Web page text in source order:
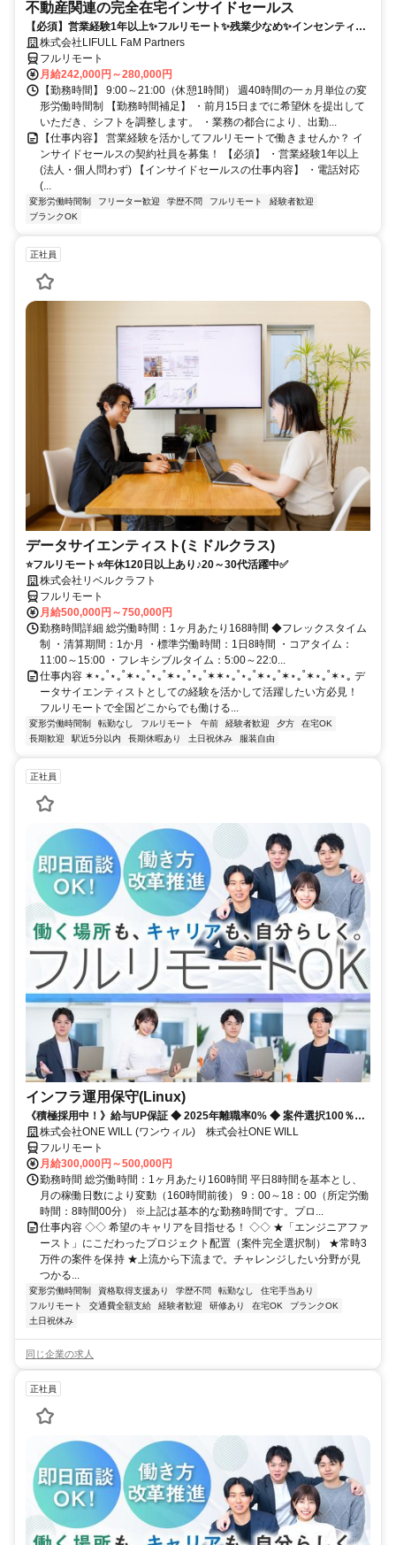
不動産関連の完全在宅インサイドセールス
【必須】営業経験1年以上✨フルリモート✨残業少なめ✨インセンティブ
有 株式会社LIFULL FaM Partners
フルリモート
月給242,000円～280,000円
【勤務時間】 9:00～21:00（休憩1時間） 週40時間の一ヵ月単位の変
形労働時間制 【勤務時間補足】 ・前月15日までに希望休を提出して
いただき、シフトを調整します。 ・業務の都合により、出勤...
【仕事内容】 営業経験を活かしてフルリモートで働きませんか？ イ
ンサイドセールスの契約社員を募集！ 【必須】 ・営業経験1年以上
(法人・個人問わず) 【インサイドセールスの仕事内容】 ・電話対応
(...
変形労働時間制 フリーター歓迎 学歴不問 フルリモート
経験者歓迎
ブランクOK
正社員
データサイエンティスト(ミドルクラス)
⭐フルリモート⭐年休120日以上あり♪20～30代活躍中✅
株式会社リベルクラフト
フルリモート
月給500,000円～750,000円
勤務時間詳細 総労働時間：1ヶ月あたり168時間 ◆フレックスタイム
制 ・清算期間：1か月 ・標準労働時間：1日8時間 ・コアタイム：
11:00～15:00 ・フレキシブルタイム：5:00～22:0...
仕事内容 ✶⋆｡˚⋆｡˚✶⋆｡˚⋆｡˚✶⋆｡˚⋆｡˚✶✶⋆｡˚⋆｡˚✶⋆｡˚✶⋆｡˚✶⋆｡˚✶⋆｡ デ
ータサイエンティストとしての経験を活かして活躍したい方必見！
フルリモートで全国どこからでも働ける...
変形労働時間制 転勤なし フルリモート 午前 経験者歓迎 夕方
在宅OK
長期歓迎
駅近5分以内 長期休暇あり 土日祝休み 服装自由
正社員
インフラ運用保守(Linux)
《積極採用中！》給与UP保証 ◆ 2025年離職率0% ◆ 案件選択100％！
◆ 平均残業7時間！
株式会社ONE WILL (ワンウィル) 株式会社ONE WILL
フルリモート
月給300,000円～500,000円
勤務時間 総労働時間：1ヶ月あたり160時間 平日8時間を基本とし、
月の稼働日数により変動（160時間前後） 9：00～18：00（所定労働
時間：8時間00分） ※上記は基本的な勤務時間です。プロ...
仕事内容 ◇◇ 希望のキャリアを目指せる！ ◇◇ ★「エンジニアファ
ースト」にこだわったプロジェクト配置（案件完全選択制） ★常時3
万件の案件を保持 ★上流から下流まで。チャレンジしたい分野が見
つかる...
変形労働時間制 資格取得支援あり 学歴不問 転勤なし
住宅手当あり
フルリモート
交通費全額支給 経験者歓迎 研修あり 在宅OK
ブランクOK
土日祝休み
同じ企業の求人
正社員